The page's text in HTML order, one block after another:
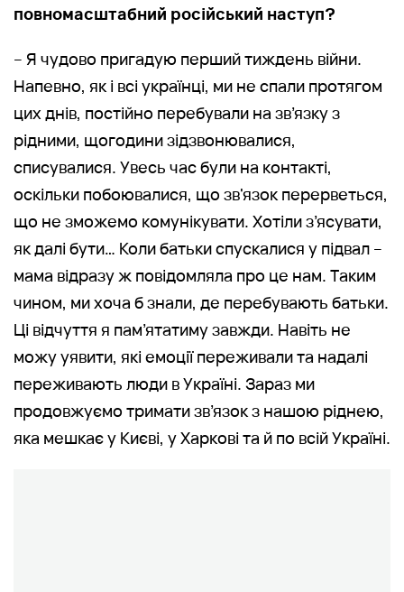
повномасштабний російський наступ?
– Я чудово пригадую перший тиждень війни.
Напевно, як і всі українці, ми не спали протягом
цих днів, постійно перебували на зв’язку з
рідними, щогодини зідзвонювалися,
списувалися. Увесь час були на контакті,
оскільки побоювалися, що зв'язок перерветься,
що не зможемо комунікувати. Хотіли з’ясувати,
як далі бути… Коли батьки спускалися у підвал –
мама відразу ж повідомляла про це нам. Таким
чином, ми хоча б знали, де перебувають батьки.
Ці відчуття я пам’ятатиму завжди. Навіть не
можу уявити, які емоції переживали та надалі
переживають люди в Україні. Зараз ми
продовжуємо тримати зв’язок з нашою ріднею,
яка мешкає у Києві, у Харкові та й по всій Україні.